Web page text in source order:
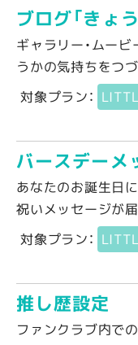
ブログ「きょ
ギャラリー・ムービ
うかの気持ちをつづ
対象プラン：
バースデーメ
あなたのお誕生日に
祝いメッセージが届
対象プラン：
推し歴設定
ファンクラブ内での